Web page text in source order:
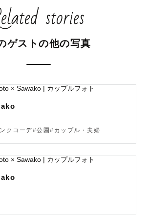
stories
ゲストの他の写真
クコーデ#公園#カップル・夫婦